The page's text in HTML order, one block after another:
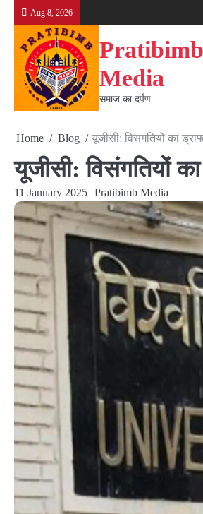
content
Aug 8, 2026
Pratibimb
Media
समाज का दर्पण
Home Blog यूजीसी: विसंगतियों का
यूजीसी: विसंगतियों
11 January 2025 Pratibimb Media